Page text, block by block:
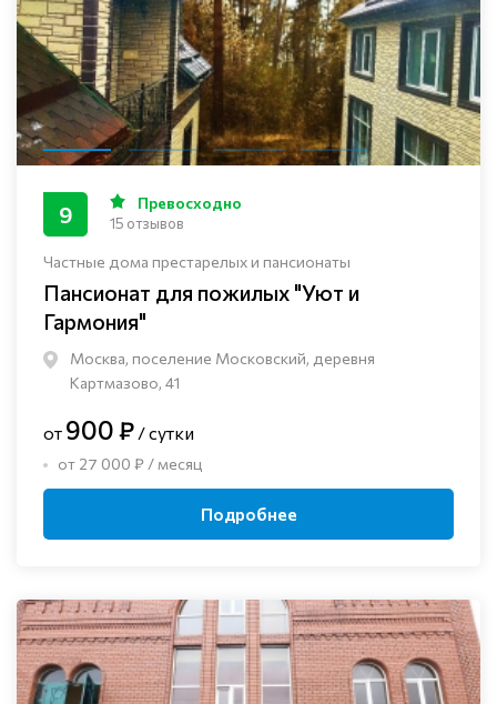
Частные дома престарелых и пансионаты
Пансионат для пожилых "Уют и
Гармония"
Москва, поселение Московский, деревня
Картмазово, 41
9 Превосходно
15 отзывов
от 900 ₽ / сутки
от 27 000 ₽ / месяц
Подробнее